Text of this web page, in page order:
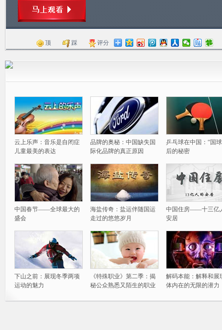
顶 踩 评分
云上乐声：音乐是自闭症
儿童最美的表达
品牌的奥秘：中国缺失国
际化品牌的真正原因
乒乓球在中国：“国
后的秘密
中国春节——全球最大的
盛会
海盐传奇：盐运伴随国运
走过的悠悠岁月
中国住房——十三亿
安居
下山之前：展现冬季两项
运动的魅力
《特殊职业》第二季：揭
秘公众熟悉又陌生的职业
解码本能：解释和展
体内在的无限的潜力